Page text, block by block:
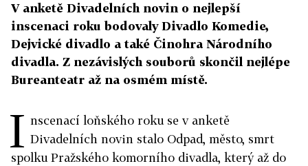
V anketě Divadelních novin o nejlepší
inscenaci roku bodovaly Divadlo Komedie,
Dejvické divadlo a také Činohra Národního
divadla. Z nezávislých souborů skončil nejlépe
Bureanteatr až na osmém místě.
I nscenací loňského roku se v anketě
Divadelních novin stalo Odpad, město, smrt
spolku Pražského komorního divadla, který až do